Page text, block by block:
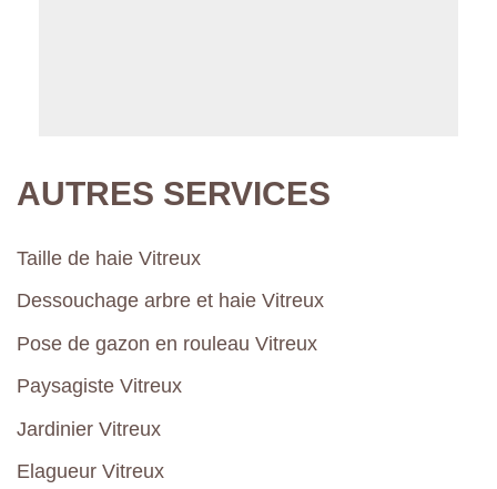
AUTRES SERVICES
Taille de haie Vitreux
Dessouchage arbre et haie Vitreux
Pose de gazon en rouleau Vitreux
Paysagiste Vitreux
Jardinier Vitreux
Elagueur Vitreux